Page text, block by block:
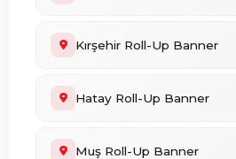
Kırşehir Roll-Up Banner
Hatay Roll-Up Banner
Muş Roll-Up Banner